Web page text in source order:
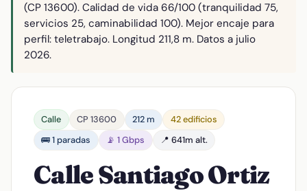
(CP 13600). Calidad de vida 66/100 (tranquilidad 75,
servicios 25, caminabilidad 100). Mejor encaje para
perfil: teletrabajo. Longitud 211,8 m. Datos a julio
2026.
Calle CP 13600 212 m
42 edificios
🚌 1 paradas
📡 1 Gbps 📍 641m alt.
Calle Santiago Ortiz